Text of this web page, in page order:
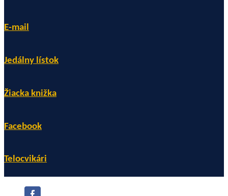
E-mail
Jedálny lístok
Žiacka knižka
Facebook
Telocvikári